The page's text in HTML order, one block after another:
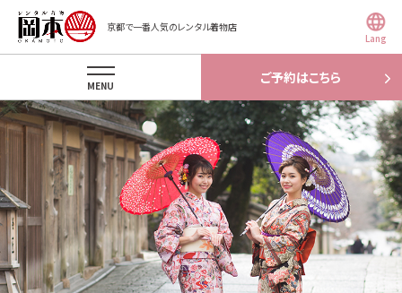
京都で一番人気のレンタル着物店
Lang
ご予約はこちら
MENU